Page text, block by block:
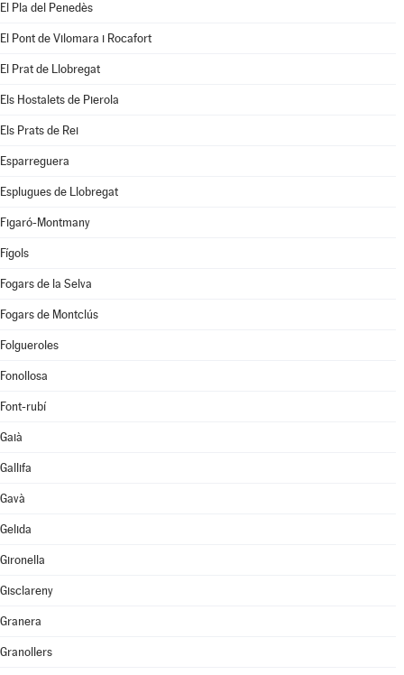
El Pla del Penedès
El Pont de Vilomara i Rocafort
El Prat de Llobregat
Els Hostalets de Pierola
Els Prats de Rei
Esparreguera
Esplugues de Llobregat
Figaró-Montmany
Fígols
Fogars de la Selva
Fogars de Montclús
Folgueroles
Fonollosa
Font-rubí
Gaià
Gallifa
Gavà
Gelida
Gironella
Gisclareny
Granera
Granollers